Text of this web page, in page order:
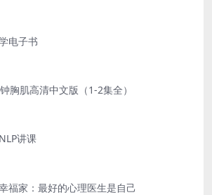
电子书
胸肌高清中文版（1-2集全）
讲课
福家：最好的心理医生是自己